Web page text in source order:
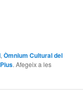
,Òmnium Cultural del
Pius. Afegeix a les